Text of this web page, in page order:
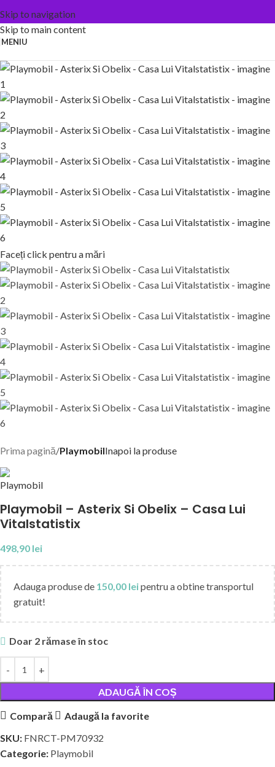
Skip to navigation
Skip to main content
MENIU
Faceți click pentru a mări
Prima pagină PlaymobilInapoi la produse
Playmobil – Asterix Si Obelix – Casa Lui
Vitalstatistix
498,90 lei
Adauga produse de 150,00 leipentru a obtine transportul
gratuit!
Doar 2 rămase în stoc
ADAUGĂ ÎN COȘ
Compară
Adaugă la favorite
SKU: FNRCT-PM70932
Categorie: Playmobil